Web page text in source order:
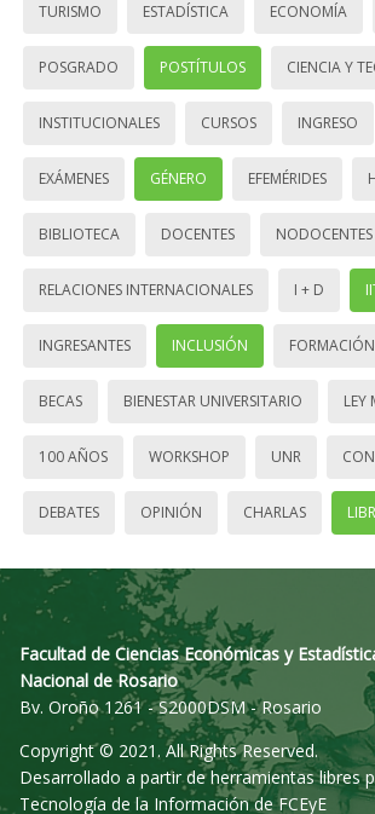
TURISMO ESTADÍSTICA ECONOMÍA
POSGRADO POSTÍTULOS CIENCIA Y
INSTITUCIONALES CURSOS INGRESO
EXÁMENES GÉNERO EFEMÉRIDES
BIBLIOTECA DOCENTES NODOCENTES
RELACIONES INTERNACIONALES I + D
INGRESANTES INCLUSIÓN FORMACIÓN
BECAS BIENESTAR UNIVERSITARIO LEY
100 AÑOS WORKSHOP UNR
DEBATES OPINIÓN CHARLAS
Facultad de Ciencias Económicas y
Nacional de Rosario
Bv. Oroño 1261 - S2000DSM - Rosario
Copyright © 2021. All Rights Reserved.
Desarrollado a partir de herramientas libres
Tecnología de la Información de FCEyE